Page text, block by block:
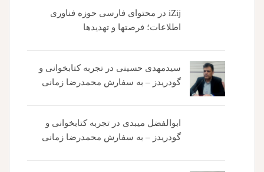
iZij در محتوای فارسی حوزه فناوری
اطلاعات؛ فرصتها و تهدیدها
سیدمهدی حسینی در تجربه کتابخوانی و
گودریدز – به سفارش محمدرضا زمانی
ابوالفضل میبدی در تجربه کتابخوانی و
گودریدز – به سفارش محمدرضا زمانی